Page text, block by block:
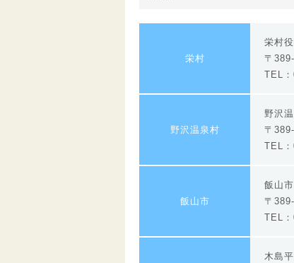
栄村
栄村
〒
TEL
野沢温泉村
野沢
〒
TEL
飯山市
飯山
〒
TEL
木島